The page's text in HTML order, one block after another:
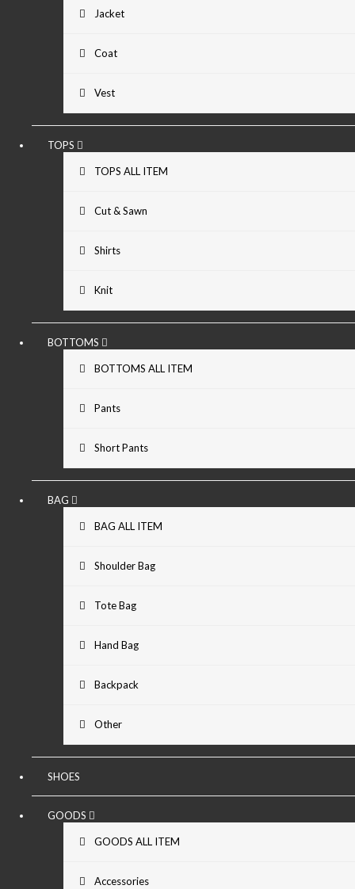
Jacket
Coat
Vest
TOPS
TOPS ALL ITEM
Cut & Sawn
Shirts
Knit
BOTTOMS
BOTTOMS ALL ITEM
Pants
Short Pants
BAG
BAG ALL ITEM
Shoulder Bag
Tote Bag
Hand Bag
Backpack
Other
SHOES
GOODS
GOODS ALL ITEM
Accessories